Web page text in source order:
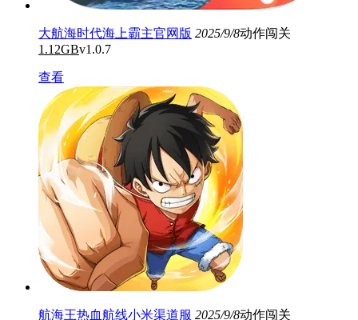
大航海时代海上霸主官网版 2025/9/8动作闯关
1.12GBv1.0.7
查看
航海王热血航线小米渠道服 2025/9/8动作闯关